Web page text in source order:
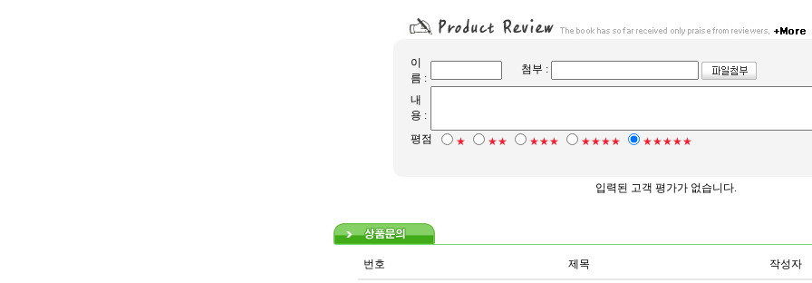
이
름 :
첨부 :
내
용 :
평점
★ ★★ ★★★ ★★★★ ★★★★★
입력된 고객 평가가 없습니다.
번호 제목 작성자